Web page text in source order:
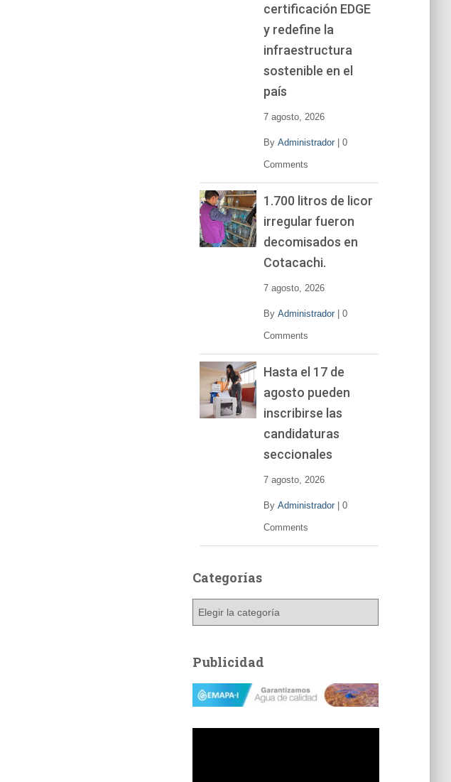
certificación EDGE
y redefine la
infraestructura
sostenible en el
país
7 agosto, 2026
By Administrador| 0
Comments
1.700 litros de licor
irregular fueron
decomisados en
Cotacachi.
7 agosto, 2026
By Administrador| 0
Comments
Hasta el 17 de
agosto pueden
inscribirse las
candidaturas
seccionales
7 agosto, 2026
By Administrador| 0
Comments
Categorías
g
o
a
Publicidad